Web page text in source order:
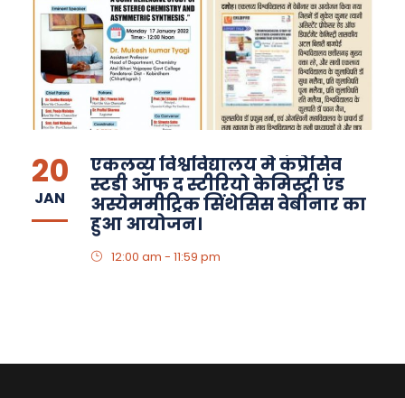
20
JAN
एकलव्य विश्वविद्यालय मे कंप्रेसिव
स्टडी ऑफ द स्टीरियो केमिस्ट्री एंड
अस्येममीट्रिक सिंथेसिस वेबीनार का
हुआ आयोजन।
12:00 am - 11:59 pm